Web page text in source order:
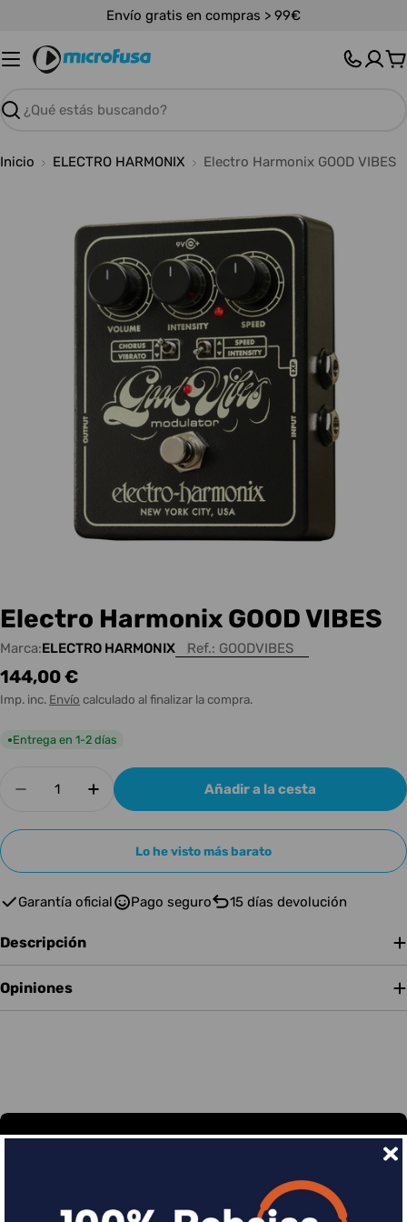
contenido
Envío gratis en compras > 99€
Buscar
Inicio ELECTRO HARMONIX Electro Harmonix GOOD VIBES
medios 0 en modal
Electro Harmonix GOOD VIBES
Marca:ELECTRO HARMONIX Ref.: GOODVIBES
Precio
habitual
144,00 €
Imp. inc. Envío calculado al finalizar la compra.
●Entrega en 1-2 días
Disminuir cantidad para Electro Harmonix
Aumentar cantidad para Electro
Añadir a la cesta
Lo he visto más barato
Garantía oficial Pago seguro 15 días devolución
Descripción
Opiniones
Financia tus compras con Sequra
Divide en 3 sin coste o hasta en 18 meses por una
pequeña cuota al mes con Sequra